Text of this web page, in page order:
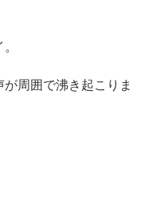
周囲で沸き起こりま